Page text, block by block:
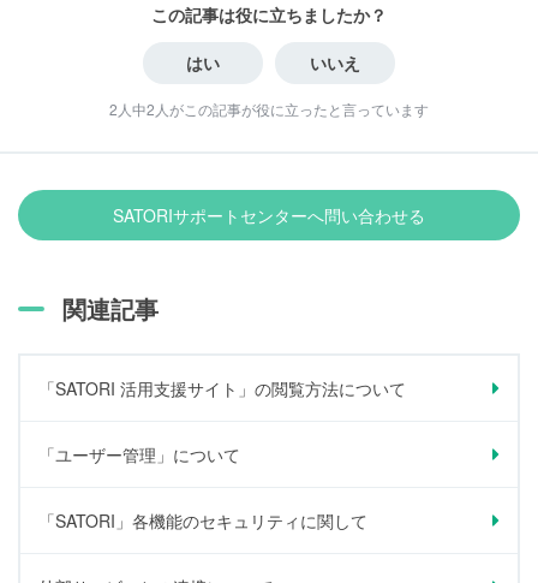
この記事は役に立ちましたか？
2人中2人がこの記事が役に立ったと言っています
SATORIサポートセンターへ問い合わせる
関連記事
「SATORI 活用支援サイト」の閲覧方法について
「ユーザー管理」について
「SATORI」各機能のセキュリティに関して